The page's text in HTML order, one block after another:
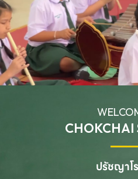
CHOKCHAI
ปรัชญาโ